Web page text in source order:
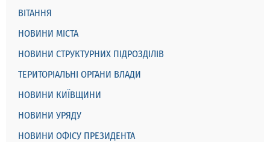
ВІТАННЯ
НОВИНИ МІСТА
НОВИНИ СТРУКТУРНИХ ПІДРОЗДІЛІВ
ТЕРИТОРІАЛЬНІ ОРГАНИ ВЛАДИ
НОВИНИ КИЇВЩИНИ
НОВИНИ УРЯДУ
НОВИНИ ОФІСУ ПРЕЗИДЕНТА